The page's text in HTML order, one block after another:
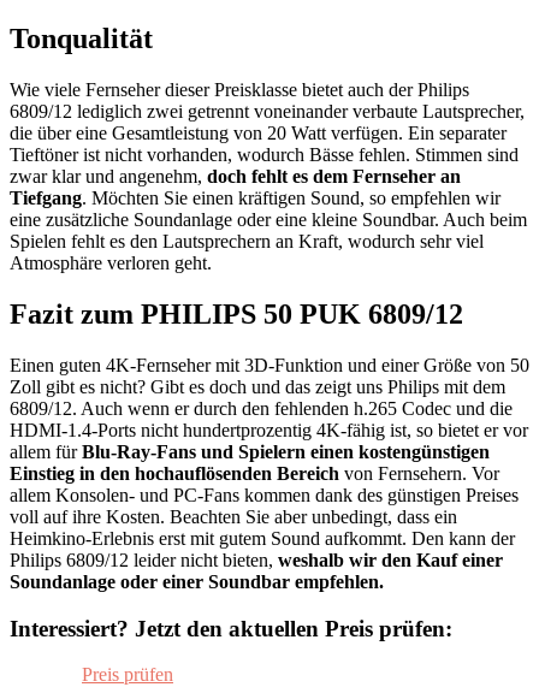
Tonqualität
Wie viele Fernseher dieser Preisklasse bietet auch der Philips
6809/12 lediglich zwei getrennt voneinander verbaute Lautsprecher,
die über eine Gesamtleistung von 20 Watt verfügen. Ein separater
Tieftöner ist nicht vorhanden, wodurch Bässe fehlen. Stimmen sind
zwar klar und angenehm, doch fehlt es dem Fernseher an
Tiefgang. Möchten Sie einen kräftigen Sound, so empfehlen wir
eine zusätzliche Soundanlage oder eine kleine Soundbar. Auch beim
Spielen fehlt es den Lautsprechern an Kraft, wodurch sehr viel
Atmosphäre verloren geht.
Fazit zum PHILIPS 50 PUK 6809/12
Einen guten 4K-Fernseher mit 3D-Funktion und einer Größe von 50
Zoll gibt es nicht? Gibt es doch und das zeigt uns Philips mit dem
6809/12. Auch wenn er durch den fehlenden h.265 Codec und die
HDMI-1.4-Ports nicht hundertprozentig 4K-fähig ist, so bietet er vor
allem fürBlu-Ray-Fans und Spielern einen kostengünstigen
Einstieg in den hochauflösenden Bereich von Fernsehern. Vor
allem Konsolen- und PC-Fans kommen dank des günstigen Preises
voll auf ihre Kosten. Beachten Sie aber unbedingt, dass ein
Heimkino-Erlebnis erst mit gutem Sound aufkommt. Den kann der
Philips 6809/12 leider nicht bieten, weshalb wir den Kauf einer
Soundanlage oder einer Soundbar empfehlen.
Interessiert? Jetzt den aktuellen Preis prüfen:
Preis prüfen